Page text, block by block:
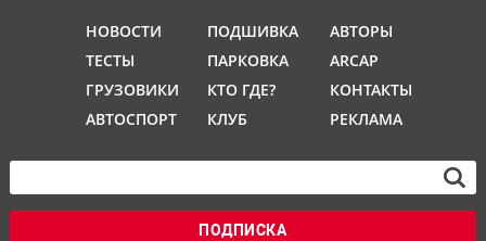
НОВОСТИ
ТЕСТЫ
ГРУЗОВИКИ
АВТОСПОРТ
ПОДШИВКА
ПАРКОВКА
КТО ГДЕ?
КЛУБ
АВТОРЫ
ARCAP
КОНТАКТЫ
РЕКЛАМА
ПОДПИСКА